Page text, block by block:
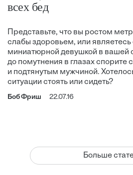
всех бед
Представьте, что вы ростом
слабы здоровьем, или
миниатюрной девушкой в вашей
до помутнения в глазах
и подтянутым мужчиной.
ситуации стоять или сидеть?
Боб Фриш 22.07.16
Больше